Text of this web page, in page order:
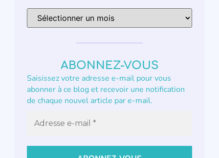
ABONNEZ-VOUS
Saisissez votre adresse e-mail pour vous
abonner à ce blog et recevoir une notification
de chaque nouvel article par e-mail.